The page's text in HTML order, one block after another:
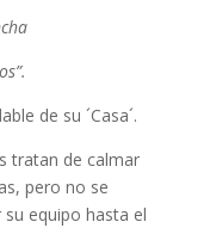
de su ´Casa´.
tratan de calmar
pero no se
equipo hasta el